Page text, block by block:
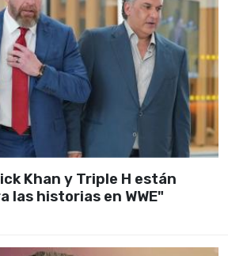
Khan y Triple H están
las historias en WWE"